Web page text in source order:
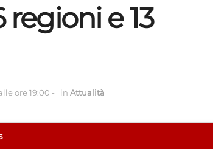
e 13
ore 19:00 - in Attualità